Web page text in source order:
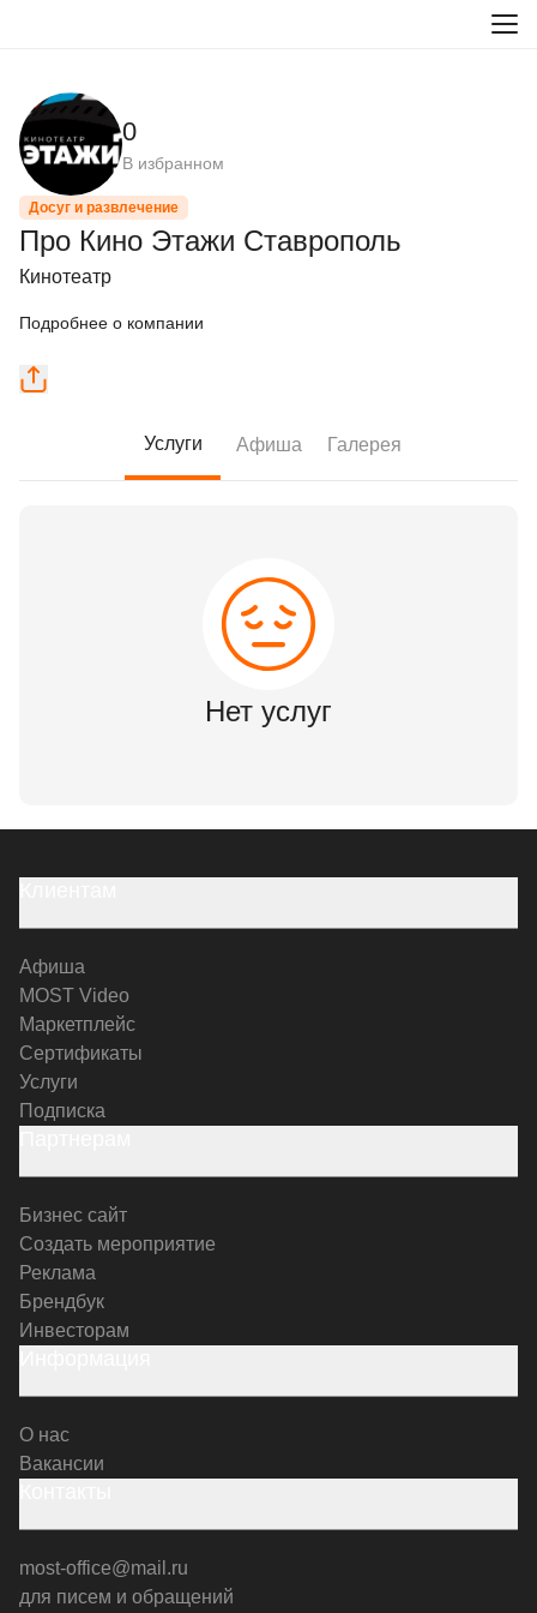
0
В избранном
Досуг и развлечение
Про Кино Этажи Ставрополь
Кинотеатр
Подробнее о компании
Услуги Афиша Галерея
Нет услуг
Афиша
MOST Video
Маркетплейс
Сертификаты
Услуги
Подписка
Бизнес сайт
Создать мероприятие
Реклама
Брендбук
Инвесторам
О нас
Вакансии
most-office@mail.ru
для писем и обращений